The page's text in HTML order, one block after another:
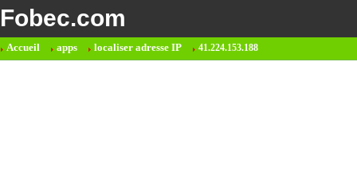
Fobec.com
Accueil apps localiser adresse IP 41.224.153.188